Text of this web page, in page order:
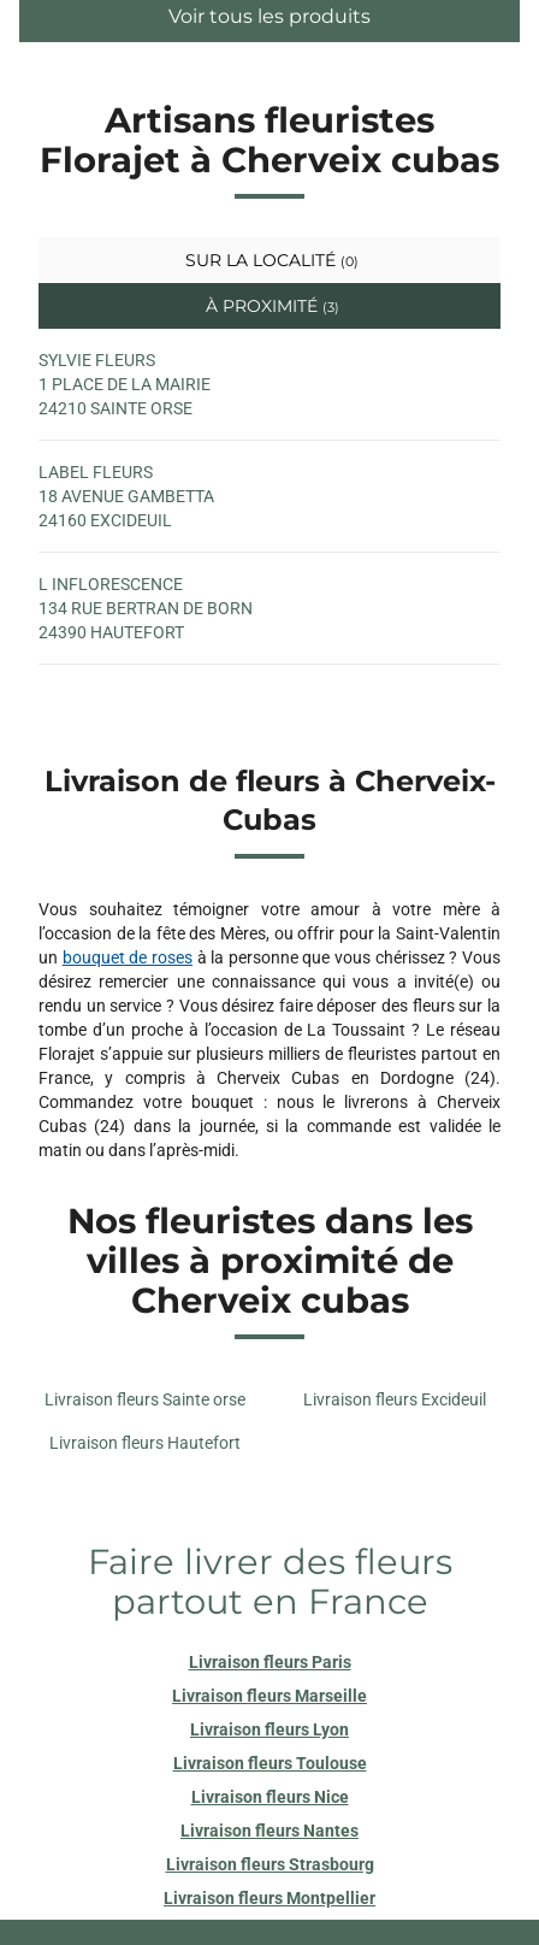
Voir tous les produits
Artisans fleuristes
Florajet à Cherveix cubas
SUR LA LOCALITÉ (0)
À PROXIMITÉ (3)
SYLVIE FLEURS
1 PLACE DE LA MAIRIE
24210 SAINTE ORSE
LABEL FLEURS
18 AVENUE GAMBETTA
24160 EXCIDEUIL
L INFLORESCENCE
134 RUE BERTRAN DE BORN
24390 HAUTEFORT
Livraison de fleurs à Cherveix-
Cubas
Vous souhaitez témoigner votre amour à votre mère à
l’occasion de la fête des Mères, ou offrir pour la Saint-Valentin
un bouquet de rosesà la personne que vous chérissez ? Vous
désirez remercier une connaissance qui vous a invité(e) ou
rendu un service ? Vous désirez faire déposer des fleurs sur la
tombe d’un proche à l’occasion de La Toussaint ? Le réseau
Florajet s’appuie sur plusieurs milliers de fleuristes partout en
France, y compris à Cherveix Cubas en Dordogne (24).
Commandez votre bouquet : nous le livrerons à Cherveix
Cubas (24) dans la journée, si la commande est validée le
matin ou dans l’après-midi.
Nos fleuristes dans les
villes à proximité de
Cherveix cubas
Livraison fleurs Sainte orse Livraison fleurs Excideuil
Livraison fleurs Hautefort
Faire livrer des fleurs
partout en France
Livraison fleurs Paris
Livraison fleurs Marseille
Livraison fleurs Lyon
Livraison fleurs Toulouse
Livraison fleurs Nice
Livraison fleurs Nantes
Livraison fleurs Strasbourg
Livraison fleurs Montpellier